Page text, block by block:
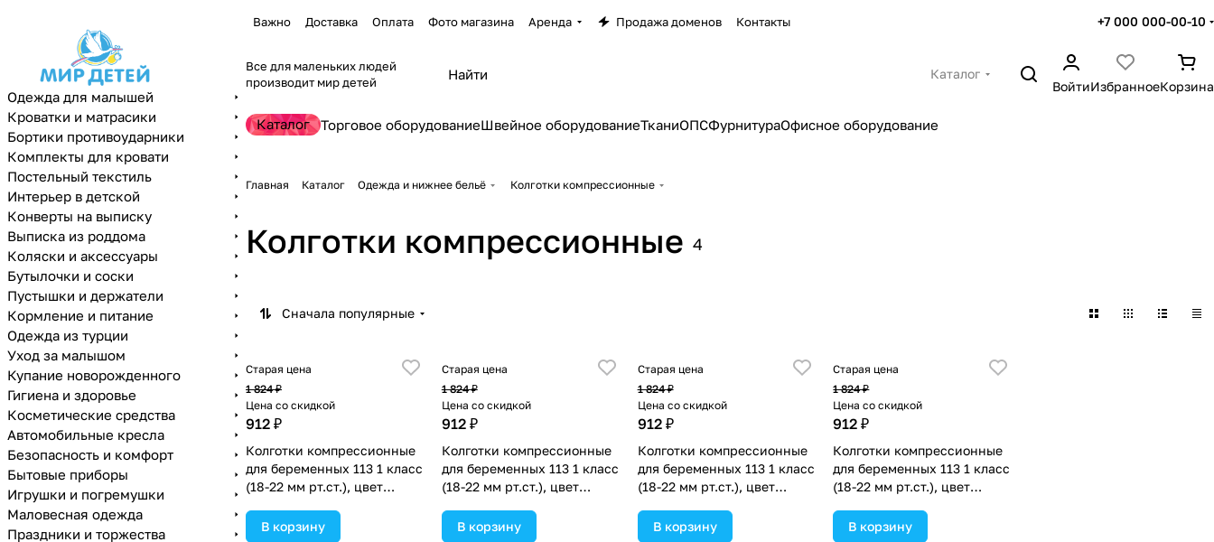
Важно Доставка Оплата Фото магазина Аренда Продажа доменов Контакты +7 000 000-00-10
Все для маленьких людей
производит мир детей
Каталог
ВойтиИзбранноеКорзина
Каталог Торговое оборудованиеШвейное оборудованиеТканиОПСФурнитураОфисное оборудование
Главная Каталог Одежда и нижнее бельё Колготки компрессионные
Колготки компрессионные 4
Сначала популярные
Старая цена
1 824 ₽
Цена со скидкой
912 ₽
Колготки компрессионные
для беременных 113 1 класс
(18-22 мм рт.ст.), цвет
(№1671012).
В корзину
Старая цена
1 824 ₽
Цена со скидкой
912 ₽
Колготки компрессионные
для беременных 113 1 класс
(18-22 мм рт.ст.), цвет
В корзину
Старая цена
1 824 ₽
Цена со скидкой
912 ₽
Колготки компрессионные
для беременных 113 1 класс
(18-22 мм рт.ст.), цвет
В корзину
Старая цена
1 824 ₽
Цена со скидкой
912 ₽
Колготки компрессионные
для беременных 113 1 класс
(18-22 мм рт.ст.), цвет
В корзину
Одежда для малышей
Кроватки и матрасики
Бортики противоударники
Комплекты для кровати
Постельный текстиль
Интерьер в детской
Конверты на выписку
Выписка из роддома
Коляски и аксессуары
Бутылочки и соски
Пустышки и держатели
Кормление и питание
Одежда из турции
Уход за малышом
Купание новорожденного
Гигиена и здоровье
Косметические средства
Автомобильные кресла
Безопасность и комфорт
Бытовые приборы
Игрушки и погремушки
Маловесная одежда
Праздники и торжества